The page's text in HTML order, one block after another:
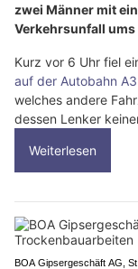
zwei Männer mit
Verkehrsunfall ums
Kurz vor 6 Uhr fiel
auf der Autobahn A3
welches andere
dessen Lenker
Weiterlesen
BOA Gipsergeschäft AG,